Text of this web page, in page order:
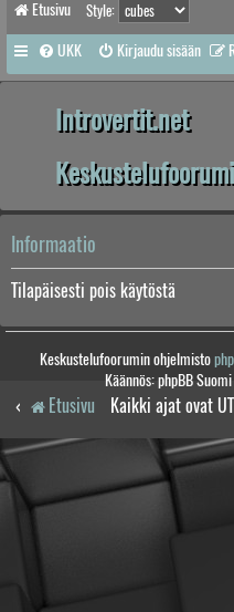
Etusivu Style:
UKK Kirjaudu sisään
Introvertit.net
Keskustelufoorumi
Informaatio
Tilapäisesti pois käytöstä
Keskustelufoorumin ohjelmisto
Käännös: phpBB
Etusivu Kaikki ajat ovat